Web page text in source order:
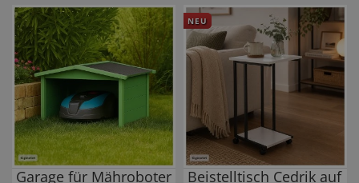
Garage für Mähroboter
NEU
Beistelltisch Cedrik auf